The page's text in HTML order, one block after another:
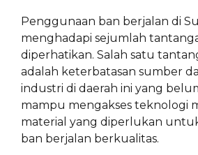
Penggunaan ban berjalan di
menghadapi sejumlah
diperhatikan. Salah satu
adalah keterbatasan sumber
industri di daerah ini yang
mampu mengakses teknologi
material yang diperlukan
ban berjalan berkualitas.